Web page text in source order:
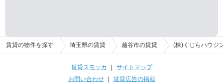
賃貸の物件を探す 埼玉県の賃貸 越谷市の賃貸 (株)くじらハウジ
賃貸スモッカ
サイトマップ
お問い合わせ| 賃貸広告の掲載